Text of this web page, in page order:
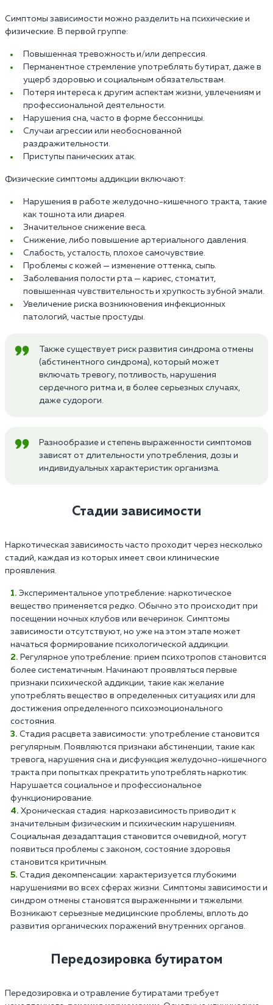
Симптомы зависимости можно разделить на психические и
физические. В первой группе:
Повышенная тревожность и/или депрессия.
Перманентное стремление употреблять бутират, даже в
ущерб здоровью и социальным обязательствам.
Потеря интереса к другим аспектам жизни, увлечениям и
профессиональной деятельности.
Нарушения сна, часто в форме бессонницы.
Случаи агрессии или необоснованной
раздражительности.
Приступы панических атак.
Физические симптомы аддикции включают:
Нарушения в работе желудочно-кишечного тракта, такие
как тошнота или диарея.
Значительное снижение веса.
Снижение, либо повышение артериального давления.
Слабость, усталость, плохое самочувствие.
Проблемы с кожей — изменение оттенка, сыпь.
Заболевания полости рта — кариес, стоматит,
повышенная чувствительность и хрупкость зубной эмали.
Увеличение риска возникновения инфекционных
патологий, частые простуды.
Также существует риск развития синдрома отмены
(абстинентного синдрома), который может
включать тревогу, потливость, нарушения
сердечного ритма и, в более серьезных случаях,
даже судороги.
Разнообразие и степень выраженности симптомов
зависят от длительности употребления, дозы и
индивидуальных характеристик организма.
Стадии зависимости
Наркотическая зависимость часто проходит через несколько
стадий, каждая из которых имеет свои клинические
проявления.
Экспериментальное употребление: наркотическое
вещество применяется редко. Обычно это происходит при
посещении ночных клубов или вечеринок. Симптомы
зависимости отсутствуют, но уже на этом этапе может
начаться формирование психологической аддикции.
Регулярное употребление: прием психотропов становится
более систематичным. Начинают проявляться первые
признаки психической аддикции, такие как желание
употреблять вещество в определенных ситуациях или для
достижения определенного психоэмоционального
состояния.
Стадия расцвета зависимости: употребление становится
регулярным. Появляются признаки абстиненции, такие как
тревога, нарушения сна и дисфункция желудочно-кишечного
тракта при попытках прекратить употреблять наркотик.
Нарушается социальное и профессиональное
функционирование.
Хроническая стадия: наркозависимость приводит к
значительным физическим и психическим нарушениям.
Социальная дезадаптация становится очевидной, могут
появиться проблемы с законом, состояние здоровья
становится критичным.
Стадия декомпенсации: характеризуется глубокими
нарушениями во всех сферах жизни. Симптомы зависимости и
синдром отмены становятся выраженными и тяжелыми.
Возникают серьезные медицинские проблемы, вплоть до
развития органических поражений внутренних органов.
Передозировка бутиратом
Передозировка и отравление бутиратами требует